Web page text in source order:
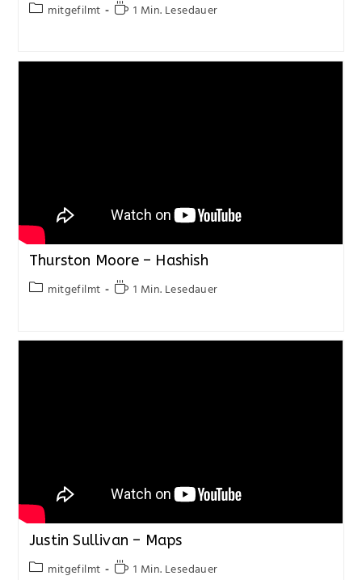
mitgefilmt 1 Min. Lesedauer
Thurston Moore – Hashish
mitgefilmt 1 Min. Lesedauer
Justin Sullivan – Maps
mitgefilmt 1 Min. Lesedauer